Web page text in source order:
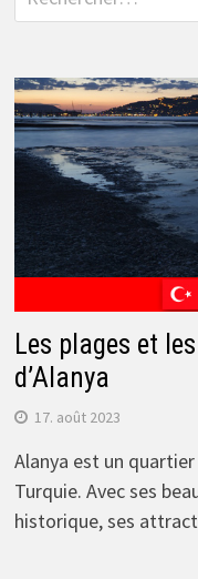
Les plages et
d’Alanya
17. août 2023
Alanya est un
Turquie. Avec ses
historique, ses